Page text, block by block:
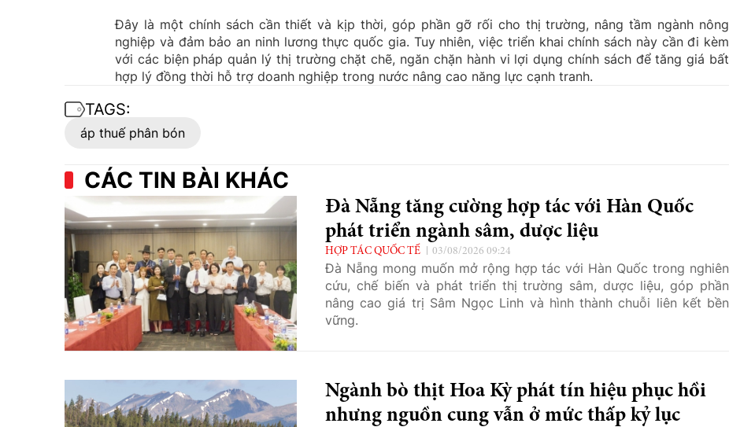
Đây là một chính sách cần thiết và kịp thời, góp phần gỡ rối cho thị trường, nâng tầm ngành nông
nghiệp và đảm bảo an ninh lương thực quốc gia. Tuy nhiên, việc triển khai chính sách này cần đi kèm
với các biện pháp quản lý thị trường chặt chẽ, ngăn chặn hành vi lợi dụng chính sách để tăng giá bất
hợp lý đồng thời hỗ trợ doanh nghiệp trong nước nâng cao năng lực cạnh tranh.
TAGS:
áp thuế phân bón
CÁC TIN BÀI KHÁC
Đà Nẵng tăng cường hợp tác với Hàn Quốc
phát triển ngành sâm, dược liệu
HỢP TÁC QUỐC TẾ 03/08/2026 09:24
Đà Nẵng mong muốn mở rộng hợp tác với Hàn Quốc trong nghiên
cứu, chế biến và phát triển thị trường sâm, dược liệu, góp phần
nâng cao giá trị Sâm Ngọc Linh và hình thành chuỗi liên kết bền
vững.
Ngành bò thịt Hoa Kỳ phát tín hiệu phục hồi
nhưng nguồn cung vẫn ở mức thấp kỷ lục